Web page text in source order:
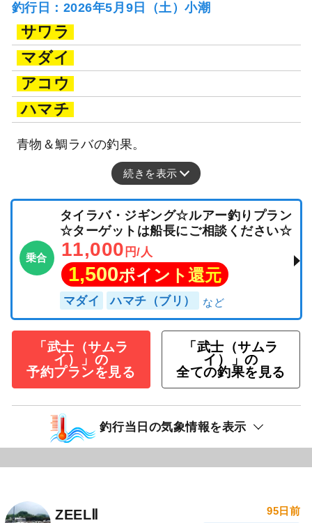
釣行日：2026年5月9日（土）小潮
サワラ
マダイ
アコウ
ハマチ
青物＆鯛ラバの釣果。
続きを表示
乗合
タイラバ・ジギング☆ルアー釣りプラン
☆ターゲットは船長にご相談ください☆
11,000 円/人
1,500ポイント還元
マダイ ハマチ（ブリ）
「武士（サムラ
イ）」の
予約プランを見る
「武士（サムラ
イ）」の
全ての釣果を見る
釣行当日の気象情報を表示
ZEELⅡ 95日前